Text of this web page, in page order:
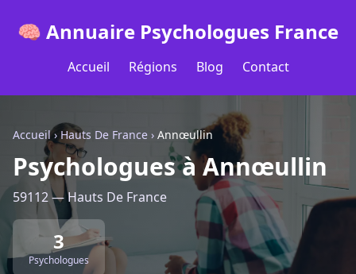
🧠 Annuaire Psychologues France
Accueil Régions Blog Contact
Accueil› Hauts De France › Annœullin
Psychologues à Annœullin
59112 — Hauts De France
3
Psychologues